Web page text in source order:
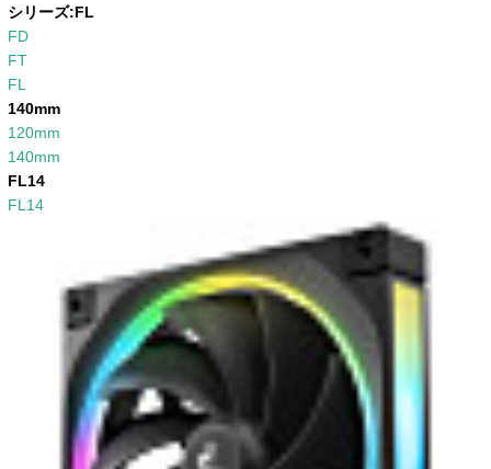
シリーズ:FL
FD
FT
FL
140mm
120mm
140mm
FL14
FL14